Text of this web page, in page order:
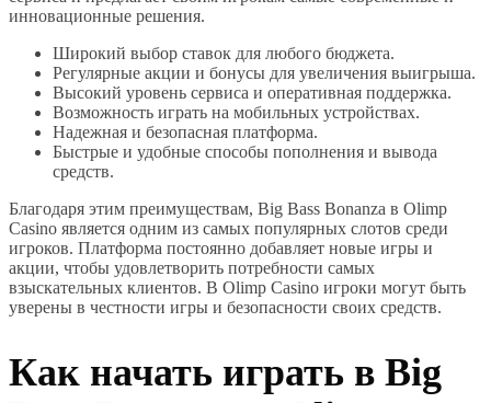
инновационные решения.
Широкий выбор ставок для любого бюджета.
Регулярные акции и бонусы для увеличения выигрыша.
Высокий уровень сервиса и оперативная поддержка.
Возможность играть на мобильных устройствах.
Надежная и безопасная платформа.
Быстрые и удобные способы пополнения и вывода
средств.
Благодаря этим преимуществам, Big Bass Bonanza в Olimp
Casino является одним из самых популярных слотов среди
игроков. Платформа постоянно добавляет новые игры и
акции, чтобы удовлетворить потребности самых
взыскательных клиентов. В Olimp Casino игроки могут быть
уверены в честности игры и безопасности своих средств.
Как начать играть в Big